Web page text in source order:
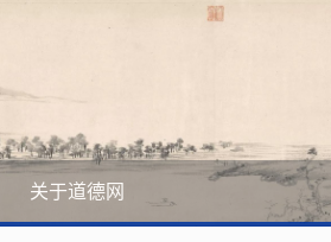
关于道德网